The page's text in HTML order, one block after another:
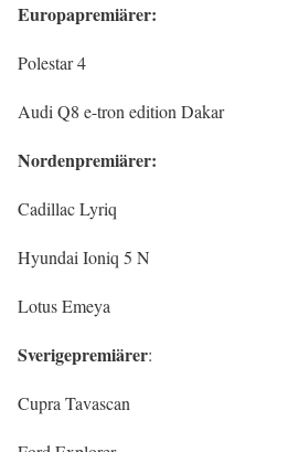
Europapremiärer:
Polestar 4
Audi Q8 e-tron edition Dakar
Nordenpremiärer:
Cadillac Lyriq
Hyundai Ioniq 5 N
Lotus Emeya
Sverigepremiärer:
Cupra Tavascan